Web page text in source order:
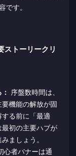
です。
ストーリークリ
序盤数時間は、
機能の解放が固
る前に「最適
初の主要ハブが
ましょう。
心者バナーは通